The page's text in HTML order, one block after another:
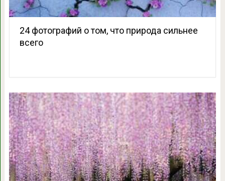
24 фотографий о том, что природа сильнее
всего